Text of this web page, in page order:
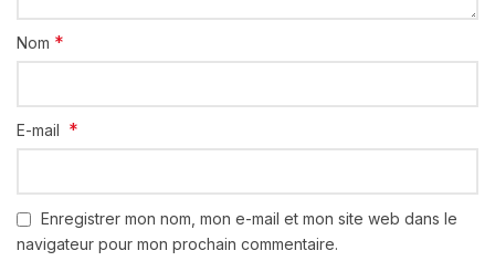
Nom *
E-mail *
Enregistrer mon nom, mon e-mail et mon site web dans le
navigateur pour mon prochain commentaire.